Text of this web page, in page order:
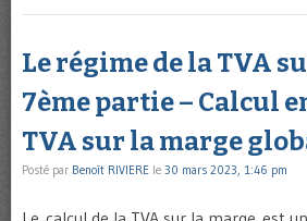
Le régime de la TVA
7ème partie – Calcul
TVA sur la marge
Posté par Benoît RIVIERE le 30 mars 2023, 1:46 pm